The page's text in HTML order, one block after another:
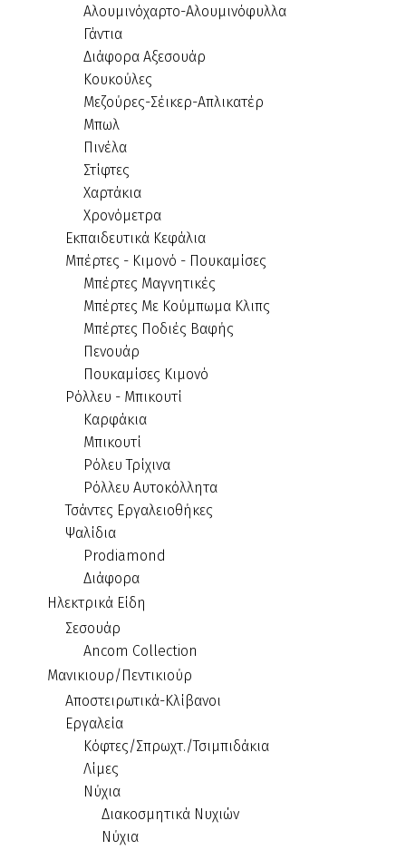
Αλουμινόχαρτο-Αλουμινόφυλλα
Γάντια
Διάφορα Αξεσουάρ
Κουκούλες
Μεζούρες-Σέικερ-Απλικατέρ
Μπωλ
Πινέλα
Στίφτες
Χαρτάκια
Χρονόμετρα
Εκπαιδευτικά Κεφάλια
Μπέρτες - Κιμονό - Πουκαμίσες
Μπέρτες Μαγνητικές
Μπέρτες Με Κούμπωμα Κλιπς
Μπέρτες Ποδιές Βαφής
Πενουάρ
Πουκαμίσες Κιμονό
Ρόλλευ - Μπικουτί
Καρφάκια
Μπικουτί
Ρόλευ Τρίχινα
Ρόλλευ Αυτοκόλλητα
Τσάντες Εργαλειοθήκες
Ψαλίδια
Prodiamond
Διάφορα
Ηλεκτρικά Είδη
Σεσουάρ
Ancom Collection
Μανικιουρ/Πεντικιούρ
Αποστειρωτικά-Κλίβανοι
Εργαλεία
Κόφτες/Σπρωχτ./Τσιμπιδάκια
Λίμες
Νύχια
Διακοσμητικά Νυχιών
Νύχια